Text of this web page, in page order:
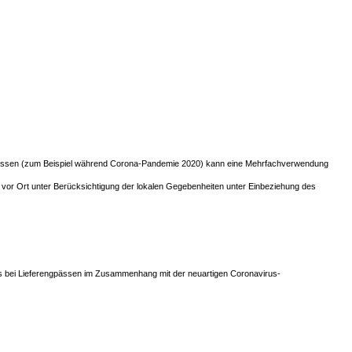
(zum Beispiel während Corona-Pandemie 2020) kann eine Mehrfachverwendung
Ort unter Berücksichtigung der lokalen Gegebenheiten unter Einbeziehung des
Lieferengpässen im Zusammenhang mit der neuartigen Coronavirus-